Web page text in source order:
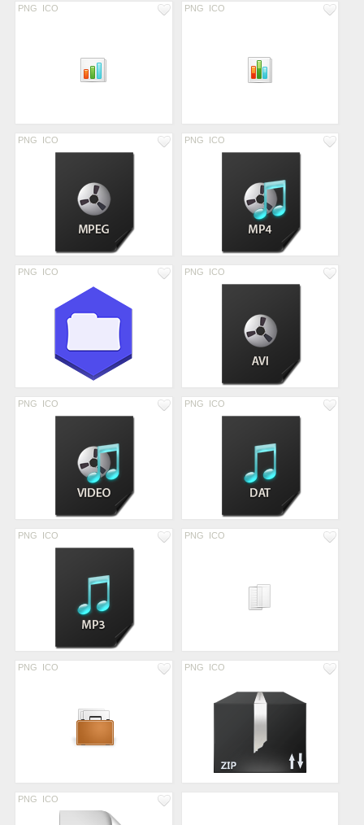
PNG ICO PNG ICO
PNG ICO PNG ICO
PNG ICO PNG ICO
PNG ICO PNG ICO
PNG ICO PNG ICO
PNG ICO PNG ICO
PNG ICO